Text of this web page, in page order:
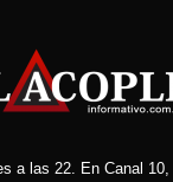
a las 22. En Canal